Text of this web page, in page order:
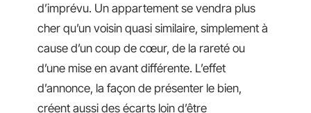
d’imprévu. Un appartement se vendra plus
cher qu’un voisin quasi similaire, simplement à
cause d’un coup de cœur, de la rareté ou
d’une mise en avant différente. L’effet
d’annonce, la façon de présenter le bien,
créent aussi des écarts loin d’être